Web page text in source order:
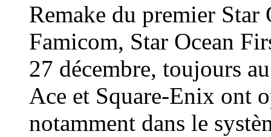
Remake du premier Star
Famicom, Star Ocean
27 décembre, toujours
Ace et Square-Enix ont
notamment dans le